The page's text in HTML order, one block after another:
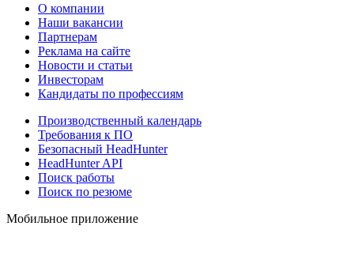
О компании
Наши вакансии
Партнерам
Реклама на сайте
Новости и статьи
Инвесторам
Кандидаты по профессиям
Производственный календарь
Требования к ПО
Безопасный HeadHunter
HeadHunter API
Поиск работы
Поиск по резюме
Мобильное приложение